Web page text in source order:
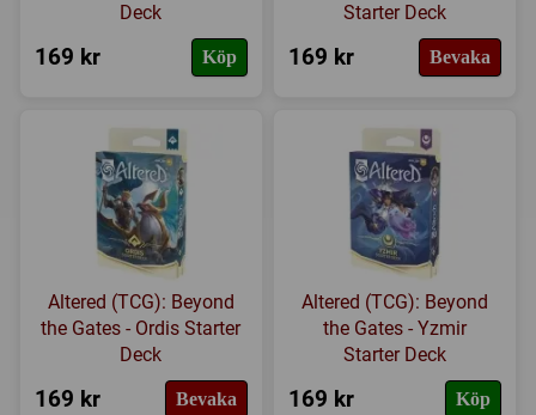
Deck
169 kr Köp
Starter Deck
169 kr Bevaka
Altered (TCG): Beyond
the Gates - Ordis Starter
Deck
169 kr Bevaka
Altered (TCG): Beyond
the Gates - Yzmir
Starter Deck
169 kr Köp